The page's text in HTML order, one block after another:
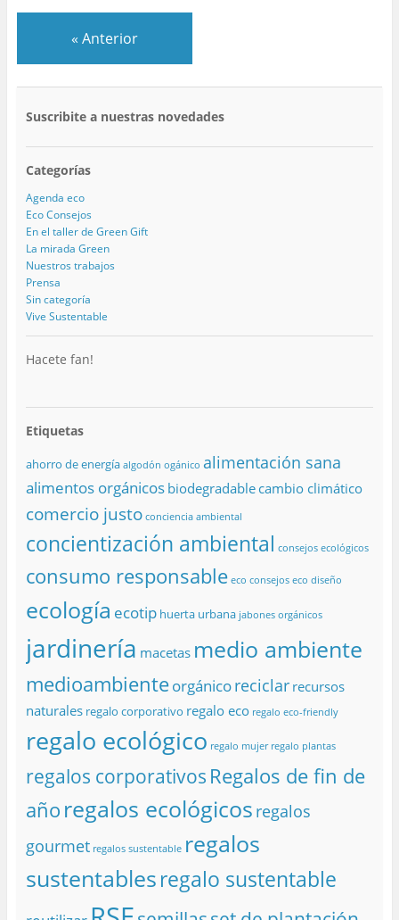
« Anterior
Suscribite a nuestras novedades
Categorías
Agenda eco
Eco Consejos
En el taller de Green Gift
La mirada Green
Nuestros trabajos
Prensa
Sin categoría
Vive Sustentable
Hacete fan!
Etiquetas
ahorro de energía algodón ogánico alimentación sana
alimentos orgánicos biodegradable cambio climático
comercio justo conciencia ambiental
concientización ambiental consejos ecológicos
consumo responsable eco consejos eco diseño
ecología ecotip huerta urbana jabones orgánicos
jardinería macetas medio ambiente
medioambienteorgánicoreciclar recursos
naturales regalo corporativo regalo eco regalo eco-friendly
regalo ecológico regalo mujer regalo plantas
regalos corporativos Regalos de fin de
año regalos ecológicos regalos
gourmet regalos sustentable regalos
sustentablesregalo sustentable